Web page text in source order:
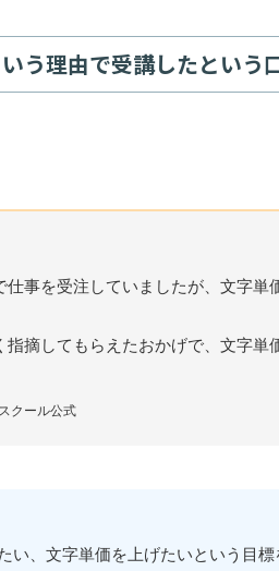
う理由で受講したという
仕事を受注していましたが、文字
摘してもらえたおかげで、文字単
クール公式
い、文字単価を上げたいという目